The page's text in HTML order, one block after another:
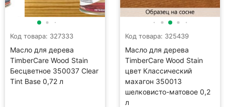
Код товара: 327333
Масло для дерева
TimberCare Wood Stain
Бесцветное 350037 Clear
Tint Base 0,72 л
Код товара: 325439
Масло для дерева
TimberCare Wood Stain
цвет Классический
махагон 350013
шелковисто-матовое 0,2
л